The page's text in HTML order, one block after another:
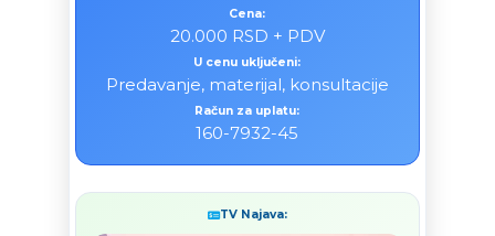
Cena:
20.000 RSD + PDV
U cenu uključeni:
Predavanje, materijal, konsultacije
Račun za uplatu:
160-7932-45
TV Najava: